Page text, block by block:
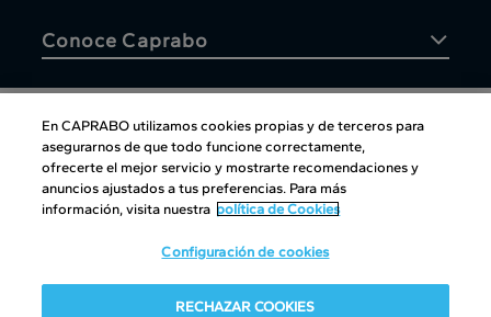
Conoce Caprabo
Atención al cliente
|Copyright|Política de cookies
En CAPRABO utilizamos cookies propias y de terceros para
asegurarnos de que todo funcione correctamente,
ofrecerte el mejor servicio y mostrarte recomendaciones y
anuncios ajustados a tus preferencias. Para más
información, visita nuestra política de Cookies
Configuración de cookies
RECHAZAR COOKIES